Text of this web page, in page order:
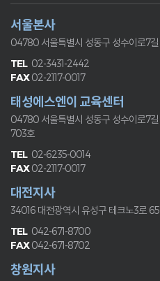
서울본사
04780 서울특별시 성동구 성수이로7
02-3431-2442
02-2117-0017
태성에스엔이 교육센터
04780 서울특별시 성동구 성수이로7
703호
02-6235-0014
02-2117-0017
대전지사
34016 대전광역시 유성구 테크노3로 65
042-671-8700
042-671-8702
창원지사